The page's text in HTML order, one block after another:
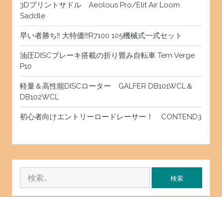
3Dプリントサドル Aeolous Pro/Elit Air Loom
Saddle
早い者勝ち!! 大特価!!!R7100 105機械式一式セット
油圧DISCブレーキ搭載の折り畳み自転車 Tern Verge
P10
軽量＆高性能DISCローター GALFER DB101WCL＆
DB102WCL
初心者向けエントリーロードレーサー！ CONTEND3